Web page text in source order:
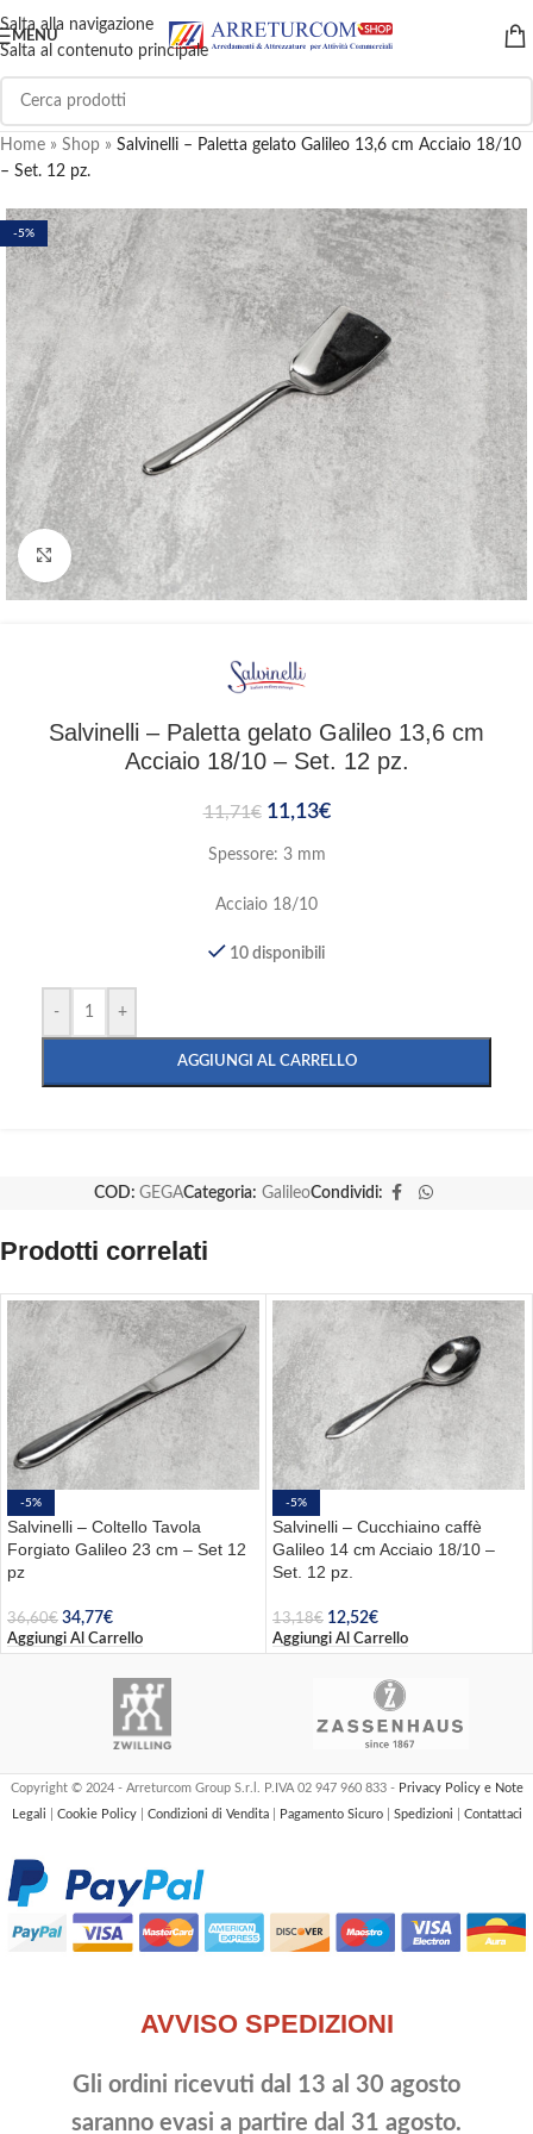
Salta alla navigazione
Salta al contenuto principale
MENU
Home » Shop » Salvinelli – Paletta gelato Galileo 13,6 cm Acciaio 18/10
– Set. 12 pz.
-5%
Clicca per ingrandire
Salvinelli – Paletta gelato Galileo 13,6 cm
Acciaio 18/10 – Set. 12 pz.
11,71€ 11,13€
Spessore: 3 mm
Acciaio 18/10
10 disponibili
- +
AGGIUNGI AL CARRELLO
COD: GEGACategoria: GalileoCondividi:
Prodotti correlati
-5%
Salvinelli – Coltello Tavola
Forgiato Galileo 23 cm – Set 12
pz
36,60€ 34,77€
Aggiungi Al Carrello
-5%
Salvinelli – Cucchiaino caffè
Galileo 14 cm Acciaio 18/10 –
Set. 12 pz.
13,18€ 12,52€
Aggiungi Al Carrello
Copyright © 2024 - Arreturcom Group S.r.l. P.IVA 02 947 960 833 - Privacy Policy e Note
Legali
Cookie Policy Condizioni di Vendita Pagamento Sicuro Spedizioni Contattaci
AVVISO SPEDIZIONI
Gli ordini ricevuti dal 13 al 30 agosto
saranno evasi a partire dal 31 agosto.